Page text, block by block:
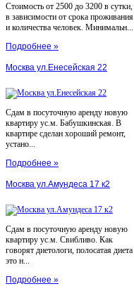
Стоимость от 2500 до 3200 в сутки,
в зависимости от срока проживания
и количества человек. Минимальн...
Подробнее »
Москва ул.Енесейская 22
Сдам в посуточную аренду новую
квартиру ус.м. Бабушкинская. В
квартире сделан хороший ремонт,
устано...
Подробнее »
Москва ул.Амундеса 17 к2
Сдам в посуточную аренду новую
квартиру ус.м. Свибливо. Как
говорят диетологи, полосатая диета
это н...
Подробнее »